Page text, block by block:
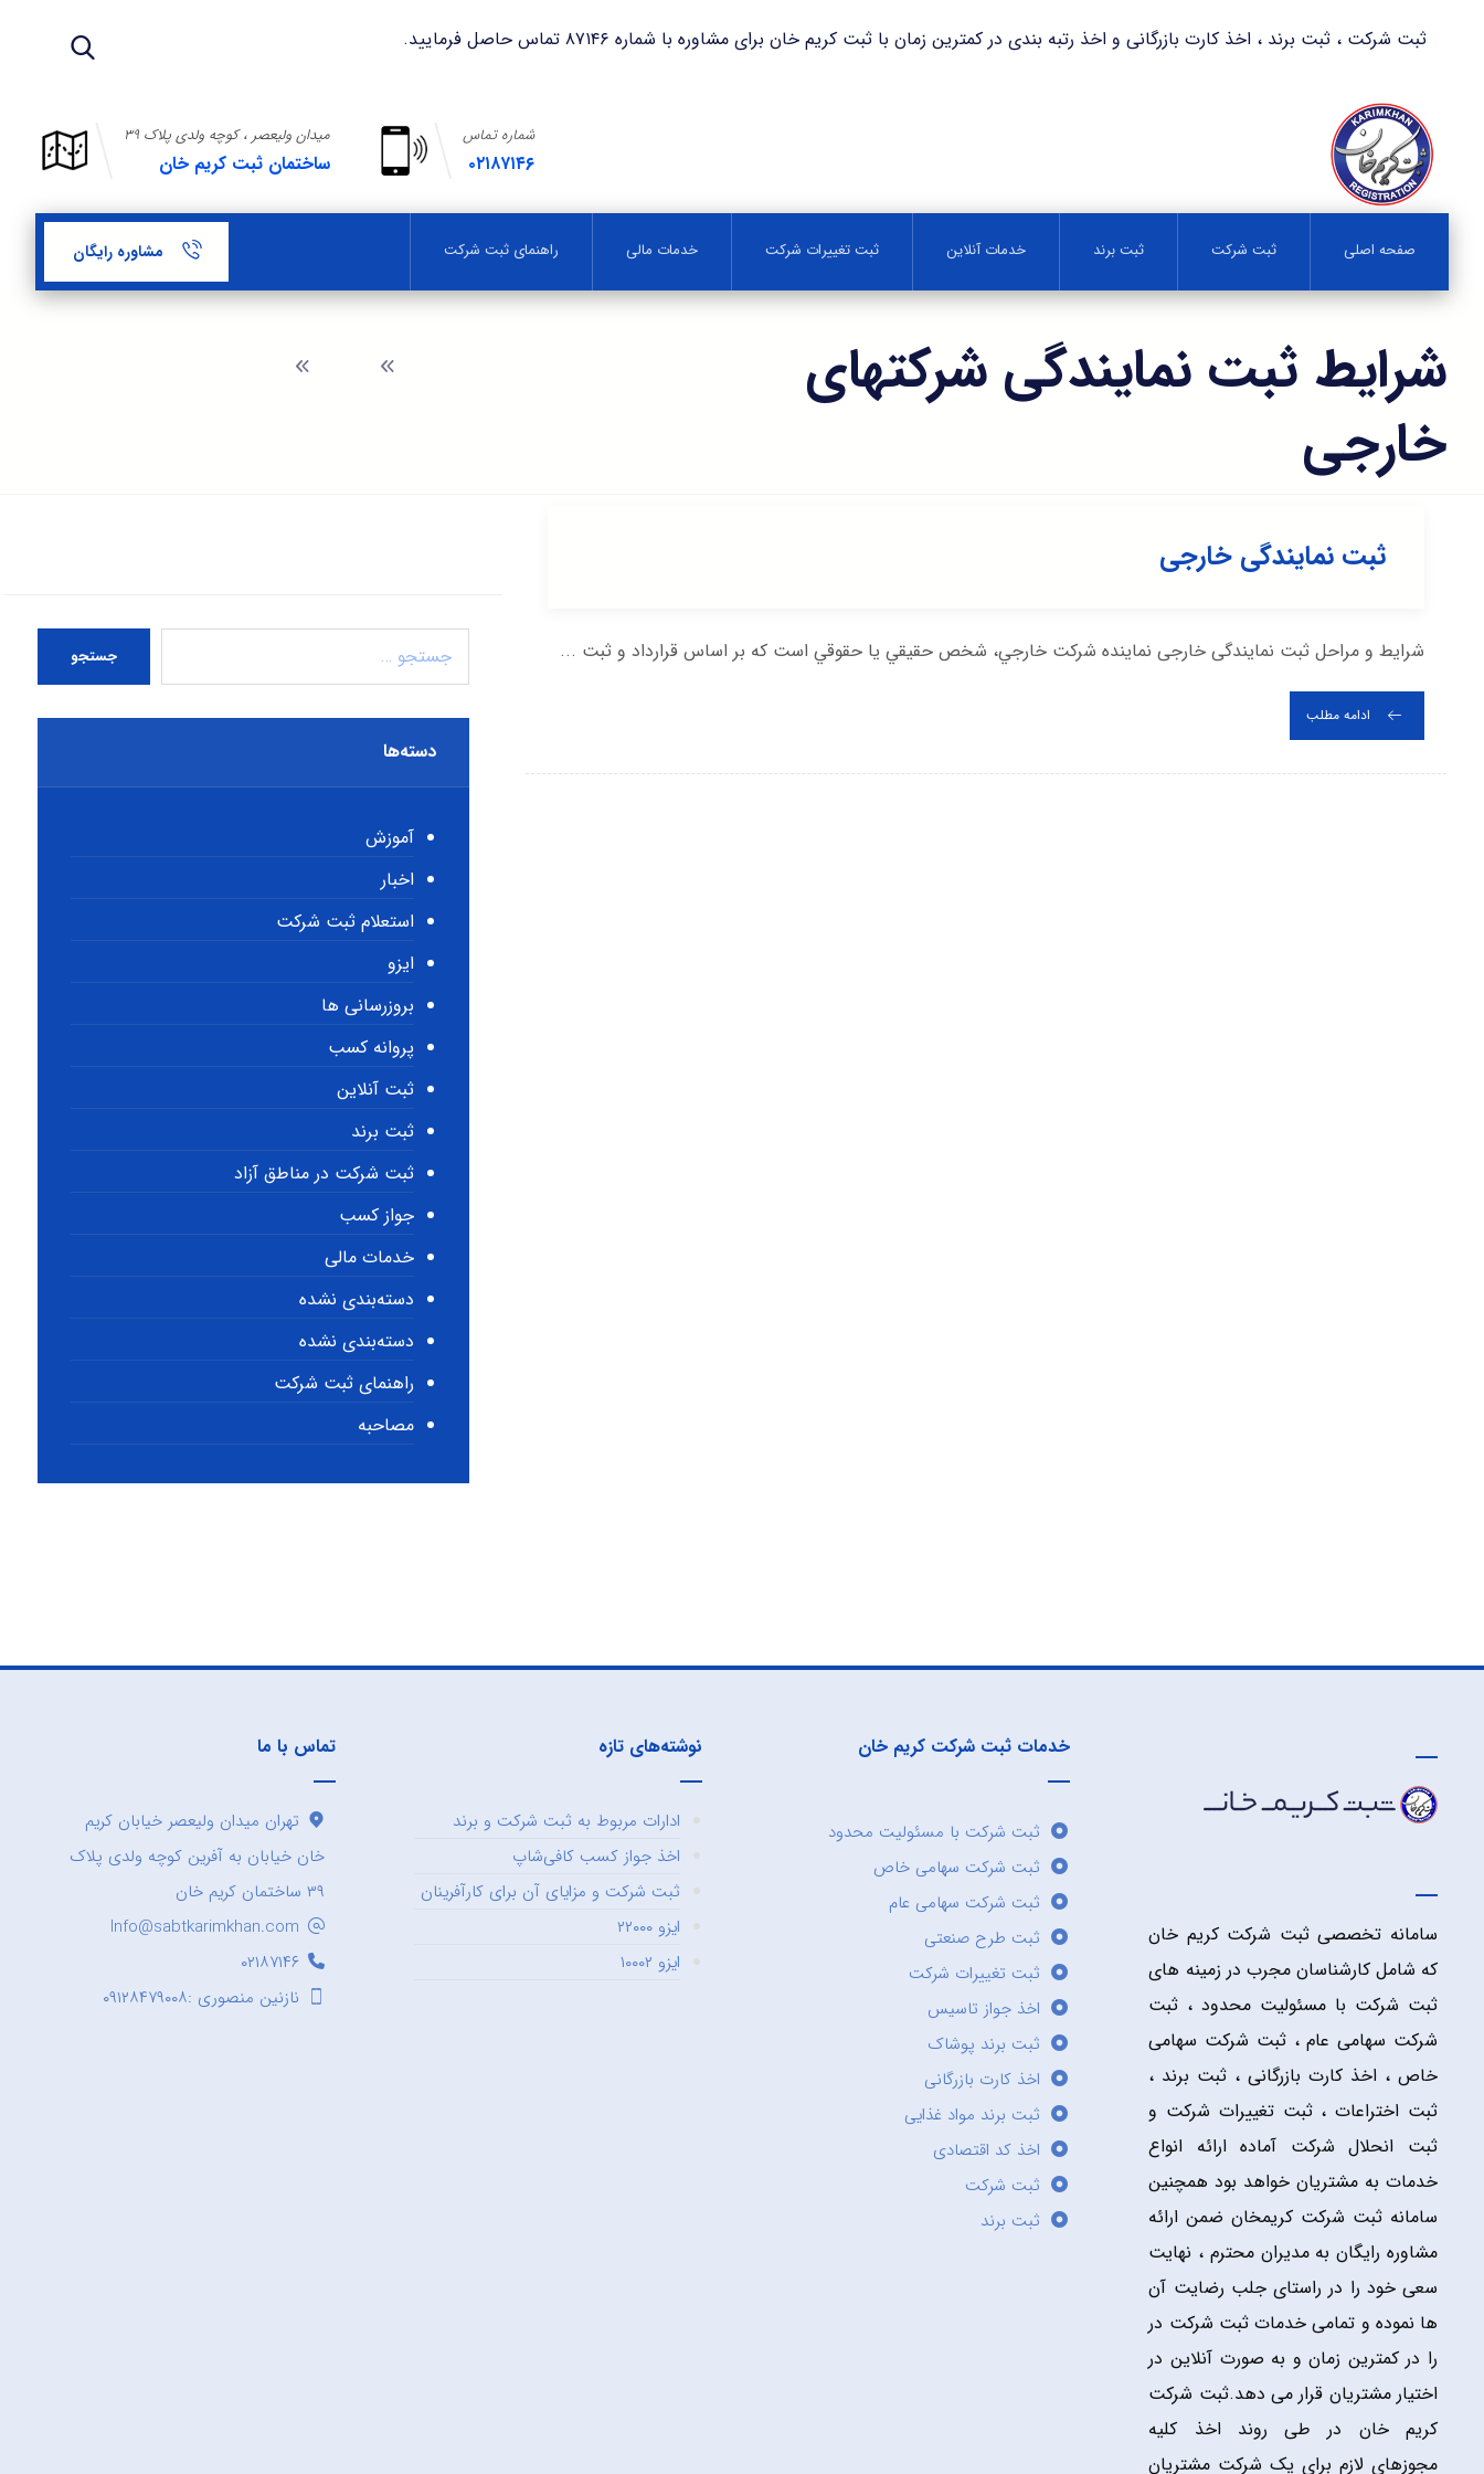
ثبت شرکت ، ثبت برند ، اخذ کارت بازرگانی و اخذ رتبه بندی در کمترین زمان با ثبت کریم خان برای مشاوره با شماره ۸۷۱۴۶ تماس حاصل فرمایید.
میدان ولیعصر ، کوچه ولدی پلاک ۳۹
ساختمان ثبت کریم خان
شماره تماس
۰۲۱۸۷۱۴۶
صفحه اصلی ثبت شرکت ثبت برند خدمات آنلاین ثبت تغییرات شرکت خدمات مالی راهنمای ثبت شرکت مشاوره رایگان
شرایط ثبت نمایندگی شرکتهای
خارجی
ثبت نمایندگی خارجی
شرایط و مراحل ثبت نمایندگی خارجی نماينده شركت خارجي، شخص حقيقي يا حقوقي است كه بر اساس قرارداد و ثبت ...
ادامه مطلب
جستجو
دسته‌ها
آموزش
اخبار
استعلام ثبت شرکت
ایزو
بروزرسانی ها
پروانه کسب
ثبت آنلاین
ثبت برند
ثبت شرکت در مناطق آزاد
جواز کسب
خدمات مالی
دسته‌بندی نشده
دسته‌بندی نشده
راهنمای ثبت شرکت
مصاحبه
سامانه تخصصی ثبت شرکت کریم خان
که شامل کارشناسان مجرب در زمینه های
ثبت شرکت با مسئولیت محدود ، ثبت
شرکت سهامی عام ، ثبت شرکت سهامی
خاص ، اخذ کارت بازرگانی ، ثبت برند ،
ثبت اختراعات ، ثبت تغییرات شرکت و
ثبت انحلال شرکت آماده ارائه انواع
خدمات به مشتریان خواهد بود همچنین
سامانه ثبت شرکت کریمخان ضمن ارائه
مشاوره رایگان به مدیران محترم ، نهایت
سعی خود را در راستای جلب رضایت آن
ها نموده و تمامی خدمات ثبت شرکت در
را در کمترین زمان و به صورت آنلاین در
اختیار مشتریان قرار می دهد.ثبت شرکت
کریم خان در طی روند اخذ کلیه
مجوزهای لازم برای یک شرکت مشتریان
خدمات ثبت شرکت کریم خان
ثبت شرکت با مسئولیت محدود
ثبت شرکت سهامی خاص
ثبت شرکت سهامی عام
ثبت طرح صنعتی
ثبت تغییرات شرکت
اخذ جواز تاسیس
ثبت برند پوشاک
اخذ کارت بازرگانی
ثبت برند مواد غذایی
اخذ کد اقتصادی
ثبت شرکت
ثبت برند
نوشته‌های تازه
ادارات مربوط به ثبت شرکت و برند
اخذ جواز کسب کافی‌شاپ
ثبت شرکت و مزایای آن برای کارآفرینان
ایزو ۲۲۰۰۰
ایزو ۱۰۰۰۲
تماس با ما
تهران میدان ولیعصر خیابان کریم
خان خیابان به آفرین کوچه ولدی پلاک
۳۹ ساختمان کریم خان
Info@sabtkarimkhan.com
۰۲۱۸۷۱۴۶
نازنین منصوری :۰۹۱۲۸۴۷۹۰۰۸